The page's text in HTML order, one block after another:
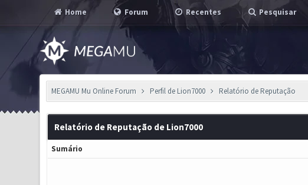
Home Forum Recentes Pesquisar
MEGAMU Mu Online Forum Perfil de Lion7000 Relatório de Reputação
Relatório de Reputação de Lion7000
Sumário